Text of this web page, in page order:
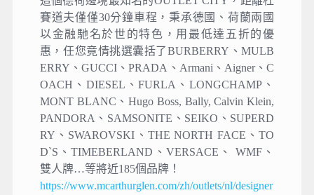
賽道夫僅僅30分鐘車程，秉承德國、荷蘭兩國
以金融馳名於世的特色，用最低達五折的優
惠，任您竟情挑選囊括了BURBERRY、MULB
ERRY、GUCCI、PRADA、Armani、Aigner、C
OACH、DIESEL、FURLA、LONGCHAMP、
MONT BLANC、Hugo Boss, Bally, Calvin Klein,
PANDORA、SAMSONITE、SEIKO、SUPERD
RY、SWAROVSKI、THE NORTH FACE、TO
D`S、TIMEBERLAND、VERSACE、 WMF、
雙人牌…等將近185個品牌！
https://www.mcarthurglen.com/zh/outlets/nl/designer